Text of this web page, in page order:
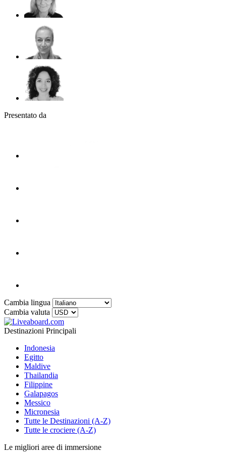
Presentato da
Cambia lingua
Cambia valuta
Destinazioni Principali
Indonesia
Egitto
Maldive
Thailandia
Filippine
Galapagos
Messico
Micronesia
Tutte le Destinazioni (A-Z)
Tutte le crociere (A-Z)
Le migliori aree di immersione